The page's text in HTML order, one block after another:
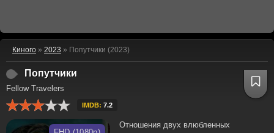
Киного » 2023 » Попутчики (2023)
Попутчики
Fellow Travelers
IMDB: 7.2
Отношения двух влюбленных